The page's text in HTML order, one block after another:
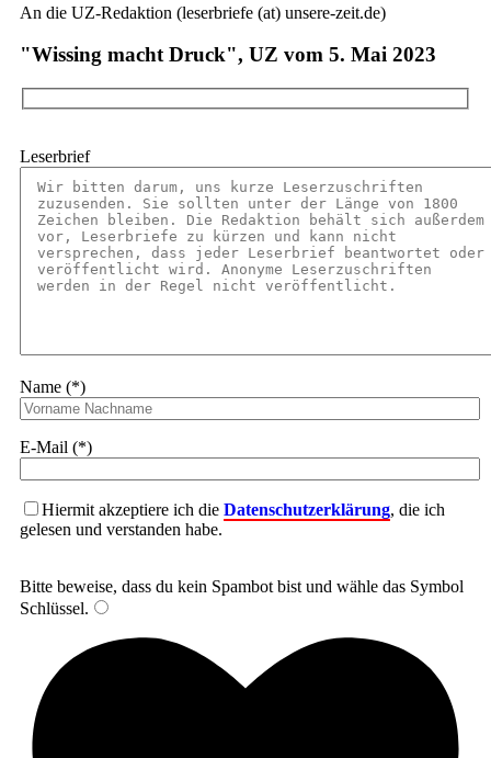
An die UZ-Redaktion (leserbriefe (at) unsere-zeit.de)
"Wissing macht Druck", UZ vom 5. Mai 2023
Leserbrief
Name (*)
E-Mail (*)
Hiermit akzeptiere ich die Datenschutzerklärung, die ich
gelesen und verstanden habe.
Bitte beweise, dass du kein Spambot bist und wähle das Symbol
Schlüssel.